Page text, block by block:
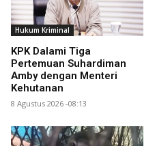
Hukum Kriminal
KPK Dalami Tiga
Pertemuan Suhardiman
Amby dengan Menteri
Kehutanan
8 Agustus 2026 -08:13